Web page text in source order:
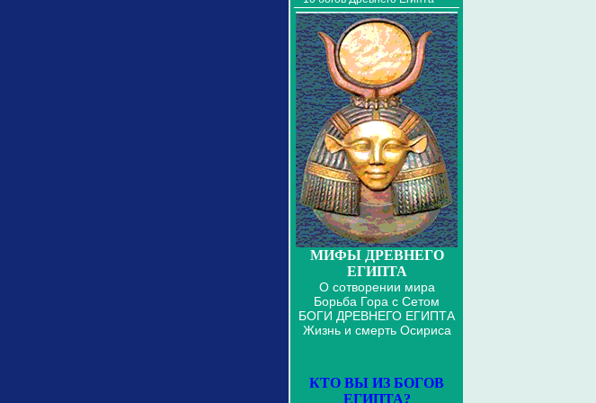
МИФЫ ДРЕВНЕГО
ЕГИПТА
О сотворении мира
Борьба Гора с Сетом
БОГИ ДРЕВНЕГО ЕГИПТА
Жизнь и смерть Осириса
КТО ВЫ ИЗ БОГОВ
ЕГИПТА?